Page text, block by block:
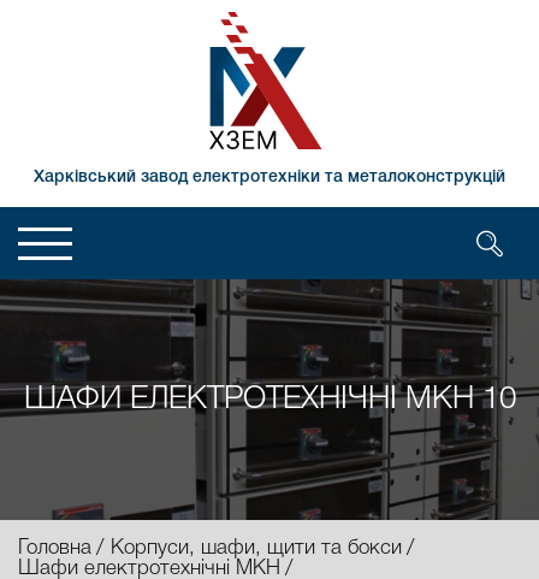
Харківський завод електротехніки та металоконструкцій
ШАФИ ЕЛЕКТРОТЕХНІЧНІ МКН 10
Головна
Корпуси, шафи, щити та бокси
Шафи електротехнічні МКН